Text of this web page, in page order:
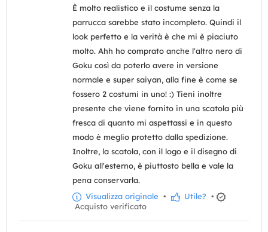
È molto realistico e il costume senza la
parrucca sarebbe stato incompleto. Quindi il
look perfetto e la verità è che mi è piaciuto
molto. Ahh ho comprato anche l'altro nero di
Goku così da poterlo avere in versione
normale e super saiyan, alla fine è come se
fossero 2 costumi in uno! :) Tieni inoltre
presente che viene fornito in una scatola più
fresca di quanto mi aspettassi e in questo
modo è meglio protetto dalla spedizione.
Inoltre, la scatola, con il logo e il disegno di
Goku all'esterno, è piuttosto bella e vale la
pena conservarla.
Visualizza originale • Utile? •
Acquisto verificato